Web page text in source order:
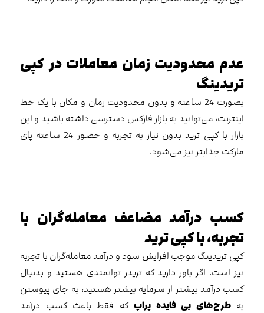
عدم محدودیت زمان معاملات در کپی
تریدینگ
بصورت 24 ساعته و بدون محدودیت زمان و مکان با یک خط
اینترنت، می‌توانید به بازار فارکس دسترسی داشته باشید و این
بازار با کپی ترید بدون نیاز به تجربه و حضور 24 ساعته پای
مارکت جذابتر نیز می‌شود.
کسب درآمد مضاعف معامله‌گران با
تجربه، با کپی ترید
کپی تریدینگ موجب افزایش سود و درآمد معامله‌گران با تجربه
نیز است. اگر باور دارید که تریدر توانمندی هستید و بدنبال
کسب درآمد بیشتر از سرمایه بیشتر هستید، به جای پیوستن
بهطرح‌های بی فایده پراپکه فقط باعث کسب درآمد